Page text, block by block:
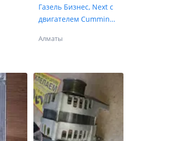
Газель Бизнес, Next с
двигателем Cummins
Алматы